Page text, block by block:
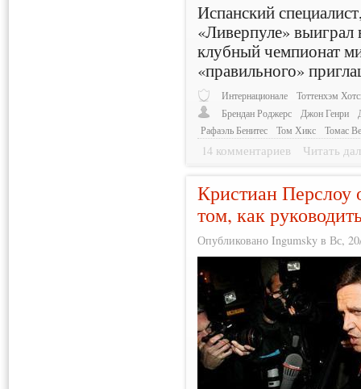
Испанский
«Ливерпуле»
клубный чемпионат
«правильного»
Интернационале
Тоттенхэм
Брендан Роджерс
Джон Генри
Рафаэль Бенитес
Том Хикс Томас
14 комментариев Читать
Кристиан Перслоу
том, как
Опубликовано Ingumsky в Вс,